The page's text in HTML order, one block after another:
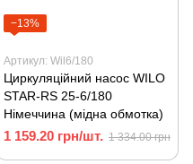
−13%
Артикул: Wil6/180
Циркуляційний насос WILO
STAR-RS 25-6/180
Німеччина (мідна обмотка)
1 159.20 грн/шт. 1 334.00 грн